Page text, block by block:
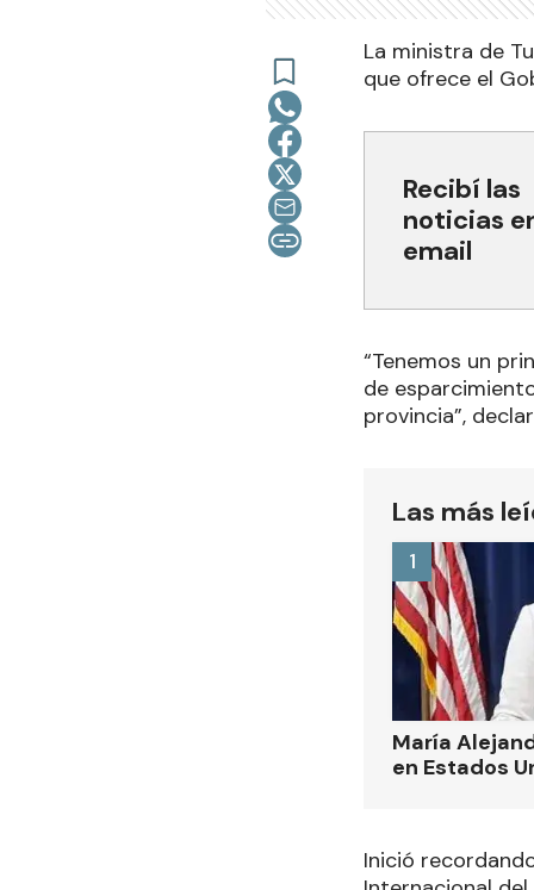
La ministra de
que ofrece el
Recibí las
noticias
email
“Tenemos un
de
provincia”,
Las más
María
en Estados
1
Inició